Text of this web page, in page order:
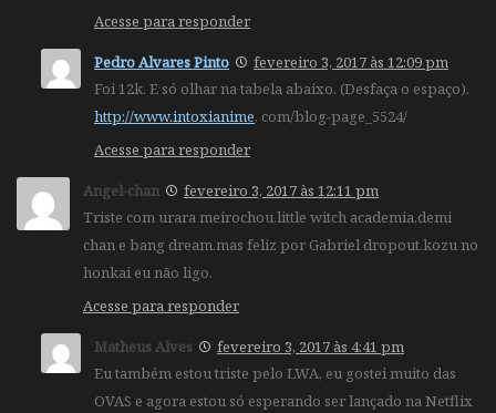
Acesse para responder
Pedro Alvares Pinto
fevereiro 3, 2017 às 12:09 pm
Foi 12k. E só olhar na tabela abaixo. (Desfaça o espaço).
http://www.intoxianime. com/blog-page_5524/
Acesse para responder
Angel-chan
fevereiro 3, 2017 às 12:11 pm
Triste com urara meirochou,little witch academia,demi
chan e bang dream.mas feliz por Gabriel dropout.kozu no
honkai eu não ligo.
Acesse para responder
Matheus Alves
fevereiro 3, 2017 às 4:41 pm
Eu também estou triste pelo LWA, eu gostei muito das
OVAS e agora estou só esperando ser lançado na Netflix